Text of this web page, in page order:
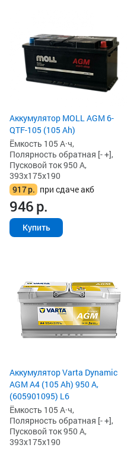
Аккумулятор MOLL AGM 6-
QTF-105 (105 Ah)
Ёмкость 105 А·ч,
Полярность обратная [- +],
Пусковой ток 950 А,
393x175x190
917р. при сдаче акб
946р.
Купить
Аккумулятор Varta Dynamic
AGM A4 (105 Ah) 950 А,
(605901095) L6
Ёмкость 105 А·ч,
Полярность обратная [- +],
Пусковой ток 950 А,
393x175x190